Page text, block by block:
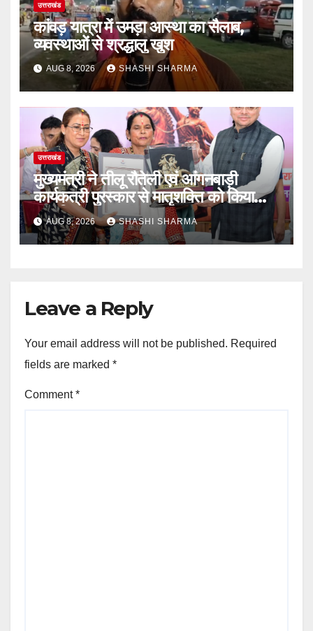
उत्तराखंड
कांवड़ यात्रा में उमड़ा आस्था का सैलाब,
व्यवस्थाओं से श्रद्धालु खुश
AUG 8, 2026 SHASHI SHARMA
उत्तराखंड
मुख्यमंत्री ने तीलू रौतेली एवं आंगनबाड़ी
कार्यकत्री पुरस्कार से मातृशक्ति को किया
सम्मानित
AUG 8, 2026 SHASHI SHARMA
Leave a Reply
Your email address will not be published. Required
fields are marked *
Comment*